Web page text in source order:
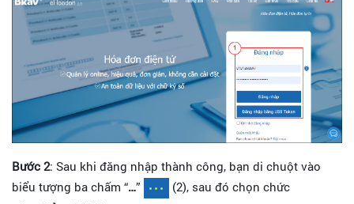
Tra
Liên
Bước 2: Sau khi đăng nhập thành công, bạn di chuột vào
biểu tượng ba chấm “…”
(2), sau đó chọn chức